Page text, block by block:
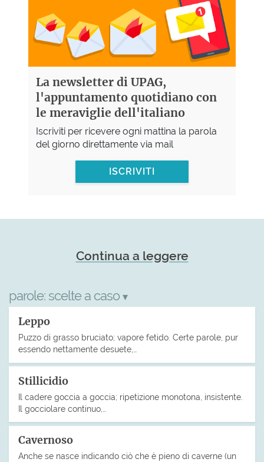
La newsletter di UPAG,
l'appuntamento quotidiano con
le meraviglie dell'italiano
Iscriviti per ricevere ogni mattina la parola
del giorno direttamente via mail
ISCRIVITI
Continua a leggere
parole: scelte a caso ▾
Leppo
Puzzo di grasso bruciato; vapore fetido. Certe parole, pur
essendo nettamente desuete,…
Stillicidio
Il cadere goccia a goccia; ripetizione monotona, insistente.
Il gocciolare continuo,…
Cavernoso
Anche se nasce indicando ciò che è pieno di caverne (un